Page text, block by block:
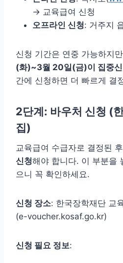
→ 교육급여 신청
오프라인 신청: 거주지
신청 기간은 연중 가능하지
(화)~3월 20일(금)이 집중
간에 신청하면 더 빠르게 결
2단계: 바우처 신청 (
집)
교육급여 수급자로 결정된
신청해야 합니다. 이 부분을
으니 꼭 확인하세요.
신청 장소: 한국장학재단 교
(e-voucher.kosaf.go.kr)
신청 필요 정보: